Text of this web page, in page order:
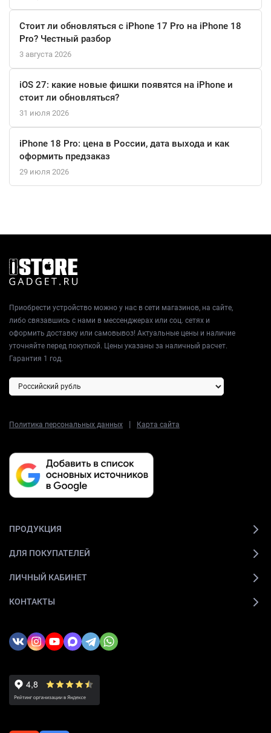
надежный помощник в повседневной жизни.
Стоит ли обновляться с iPhone 17 Pro на iPhone 18
Pro? Честный разбор
3 августа 2026
iOS 27: какие новые фишки появятся на iPhone и
стоит ли обновляться?
31 июля 2026
iPhone 18 Pro: цена в России, дата выхода и как
оформить предзаказ
29 июля 2026
Приобрести устройство можно у нас в сети магазинов, на сайте,
либо связавшись с нами в мессенджерах или соц. сетях и
оформить доставку или самовывоз! Актуальные цены и наличие
уточняйте перед покупкой. Цены указаны за наличный расчет.
Гарантия 1 год.
Политика персональных данных | Карта сайта
ПРОДУКЦИЯ
ДЛЯ ПОКУПАТЕЛЕЙ
ЛИЧНЫЙ КАБИНЕТ
КОНТАКТЫ